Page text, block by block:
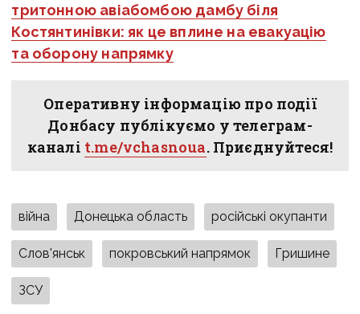
тритонною авіабомбою дамбу біля
Костянтинівки: як це вплине на евакуацію
та оборону напрямку
Оперативну інформацію про події
Донбасу публікуємо у телеграм-
каналі t.me/vchasnoua. Приєднуйтеся!
війна Донецька область російські окупанти
Слов'янськ покровський напрямок Гришине
ЗСУ